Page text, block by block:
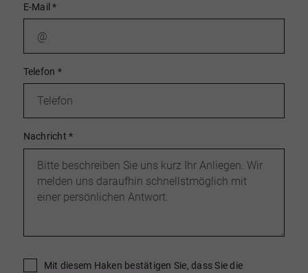
E-Mail*
Telefon *
Nachricht*
Mit diesem Haken bestätigen Sie, dass Sie die